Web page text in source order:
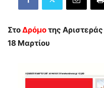
ΣτοΔρόμοτης Αριστεράς
18 Μαρτίου